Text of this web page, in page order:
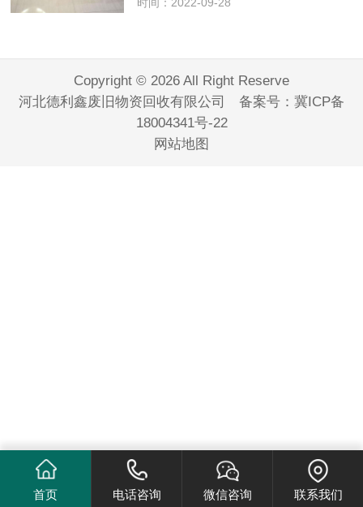
Copyright © 2026 All Right Reserve
河北德利鑫废旧物资回收有限公司 备案号： 冀ICP备
18004341号-22
网站地图
首页 电话咨询 微信咨询 联系我们